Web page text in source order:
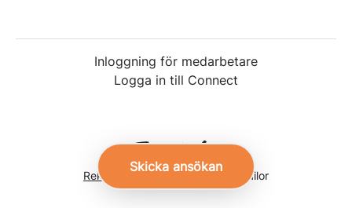
Skicka ansökan
Inloggning för medarbetare
Logga in till Connect
Rekryteringsverktygfrån Teamtailor